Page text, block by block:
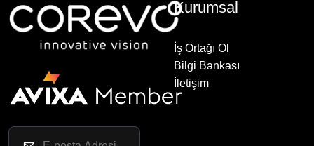
Kurumsal
İş Ortağı Ol
Bilgi Bankası
İletişim